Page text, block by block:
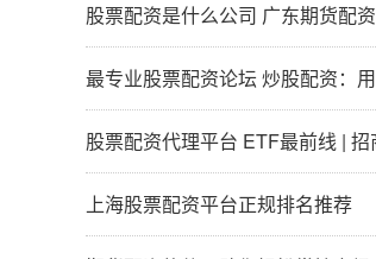
股票配资是什么公司 广东期货配资：解锁财富新密
最专业股票配资论坛 炒股配资：用小
股票配资代理平台 ETF最前线 | 招商中证云计算ETF(159890)上涨1.1%，东数西算
上海股票配资平台正规排名推荐